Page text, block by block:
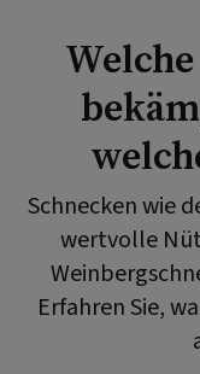
Schnecken wie
wertvolle
Erfahren Sie,